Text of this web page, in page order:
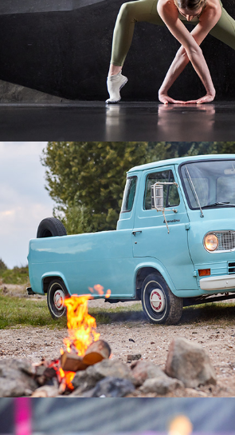
Automotive - Ford Econoline
Eventfotografie